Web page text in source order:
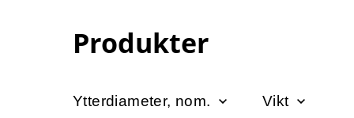
Produkter
Ytterdiameter, nom. Vikt